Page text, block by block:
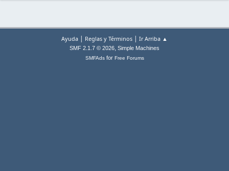
Ayuda | Reglas y Términos | Ir Arriba ▲
SMF 2.1.7 © 2026, Simple Machines
SMFAdsfor Free Forums